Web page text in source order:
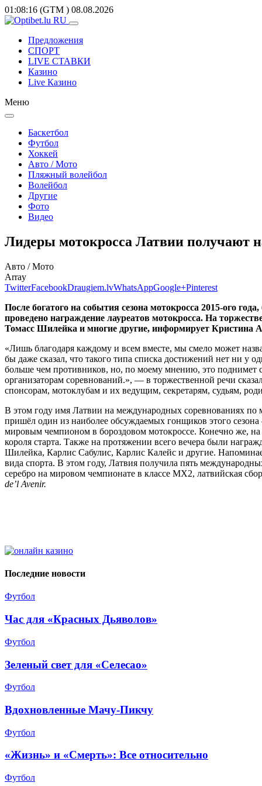
01:08:16 (GTM ) 08.08.2026
Предложения
СПОРТ
LIVE СТАВКИ
Казино
Live Казино
Меню
Баскетбол
Футбол
Хоккей
Авто / Мото
Пляжный волейбол
Волейбол
Другие
Фото
Видео
Лидеры мотокросса Латвии получают
Авто / Мото
Array
TwitterFacebookDraugiem.lvWhatsAppGoogle+Pinterest
После богатого на события сезона мотокросса 2015-ого
проведено награждение лауреатов мотокросса. На
Томасс Шилейка и многие другие, информирует Кристина
«Лишь благодаря каждому и всем вместе, мы смело может
бы даже сказал, что такого типа списка достижений нет ни у
больше чем противников, но, по моему мнению, это поднимет
организаторам соревнований.», — в торжественной речи
спонсорам, мотоклубам и их ведущим, секретарям, судьям,
В этом году имя Латвии на международных соревнованиях
пришёл один из наиболее обсуждаемых гонщиков этого
мировым чемпионом в бороздовом мотокроссе. Конечно же,
короля старта. Также на протяжении всего вечера были
Шилейка, Карлис Сабулис, Карлис Калейс и другие.
вида спорта. В этом году, Латвия получила пять
серебро на мировом чемпионате в классе МХ2, латвийская
de’l Avenir.
Последние новости
Футбол
Час для «Красных Дьяволов»
Футбол
Зеленый свет для «Селесао»
Футбол
Вдохновленные Мачу-Пикчу
Футбол
«Жизнь» и «Смерть»: Все относительно
Футбол